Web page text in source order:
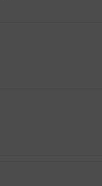
べきかわかりません。
護団体や個人ボランテ
ました。
以下、はぴねす）。提